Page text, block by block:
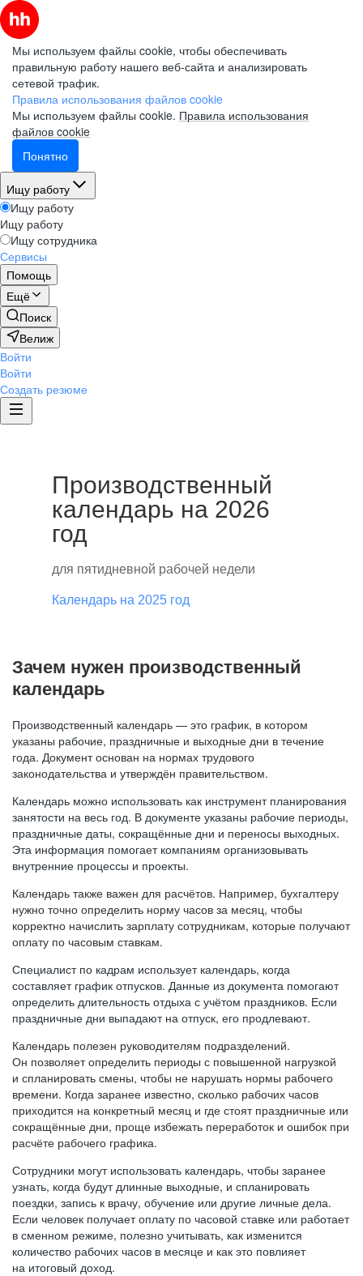
Мы используем файлы cookie, чтобы обеспечивать
правильную работу нашего веб-сайта и анализировать
сетевой трафик.
Правила использования файлов cookie
Мы используем файлы cookie. Правила использования
файлов cookie
Понятно
Ищу работу
Ищу работу
Ищу работу
Ищу сотрудника
Сервисы
Помощь
Ещё
Поиск
Велиж
Войти
Войти
Создать резюме
Производственный
календарь на 2026
год
для пятидневной рабочей недели
Календарь на 2025 год
Зачем нужен производственный
календарь
Производственный календарь — это график, в котором
указаны рабочие, праздничные и выходные дни в течение
года. Документ основан на нормах трудового
законодательства и утверждён правительством.
Календарь можно использовать как инструмент планирования
занятости на весь год. В документе указаны рабочие периоды,
праздничные даты, сокращённые дни и переносы выходных.
Эта информация помогает компаниям организовывать
внутренние процессы и проекты.
Календарь также важен для расчётов. Например, бухгалтеру
нужно точно определить норму часов за месяц, чтобы
корректно начислить зарплату сотрудникам, которые получают
оплату по часовым ставкам.
Специалист по кадрам использует календарь, когда
составляет график отпусков. Данные из документа помогают
определить длительность отдыха с учётом праздников. Если
праздничные дни выпадают на отпуск, его продлевают.
Календарь полезен руководителям подразделений.
Он позволяет определить периоды с повышенной нагрузкой
и спланировать смены, чтобы не нарушать нормы рабочего
времени. Когда заранее известно, сколько рабочих часов
приходится на конкретный месяц и где стоят праздничные или
сокращённые дни, проще избежать переработок и ошибок при
расчёте рабочего графика.
Сотрудники могут использовать календарь, чтобы заранее
узнать, когда будут длинные выходные, и спланировать
поездки, запись к врачу, обучение или другие личные дела.
Если человек получает оплату по часовой ставке или работает
в сменном режиме, полезно учитывать, как изменится
количество рабочих часов в месяце и как это повлияет
на итоговый доход.